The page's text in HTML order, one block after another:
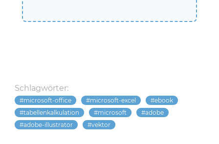
Schlagwörter:
microsoft-office microsoft-excel
ebook
tabellenkalkulation
microsoft
adobe
adobe-illustrator
vektor